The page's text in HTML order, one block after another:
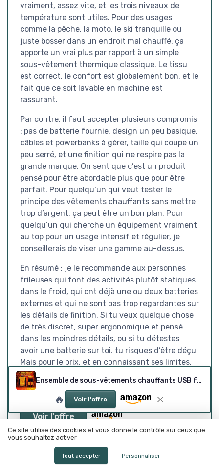
vraiment, assez vite, et les trois niveaux de
température sont utiles. Pour des usages
comme la pêche, la moto, le ski tranquille ou
juste bosser dans un endroit mal chauffé, ça
apporte un vrai plus par rapport à un simple
sous-vêtement thermique classique. Le tissu
est correct, le confort est globalement bon, et le
fait que ce soit lavable en machine est
rassurant.
Par contre, il faut accepter plusieurs compromis
: pas de batterie fournie, design un peu basique,
câbles et powerbanks à gérer, taille qui coupe un
peu serré, et une finition qui ne respire pas la
grande marque. On sent que c’est un produit
pensé pour être abordable plus que pour être
parfait. Pour quelqu’un qui veut tester le
principe des vêtements chauffants sans mettre
trop d’argent, ça peut être un bon plan. Pour
quelqu’un qui cherche un équipement vraiment
au top pour un usage intensif et régulier, je
conseillerais de viser une gamme au-dessus.
En résumé : je le recommande aux personnes
frileuses qui font des activités plutôt statiques
dans le froid, qui ont déjà une ou deux batteries
externes et qui ne sont pas trop regardantes sur
les détails de finition. Si tu veux quelque chose
de très discret, super ergonomique et pensé
dans les moindres détails, ou si tu détestes
avoir une batterie sur toi, tu risques d’être déçu.
Mais pour le prix, et en connaissant ses limites,
ça reste un achat qui se défend.
Voir l'offre
SOUS-NOTES
RAPPORT QUALITÉ-PRIX :
DESIGN SOBRE, PRATIQUE…
Ensemble de sous-vêtements chauffants USB for hommes sous-vêtement thermique chauffant en Fiber de carbone intelligent et épaississement en velours for l'équitation, la pêche ( Color : Black , Size : 3XL Noir
🔥 Voir l'offre
Ce site utilise des cookies et vous donne le contrôle sur ceux que
vous souhaitez activer
Tout accepter Personnaliser